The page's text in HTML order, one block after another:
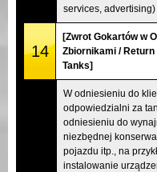
services,
14
[Zwrot Gokartów w
Zbiornikami /
Tanks]
W odniesieniu do
odpowiedzialni za
odniesieniu do
niezbędnej
pojazdu itp., na
instalowanie